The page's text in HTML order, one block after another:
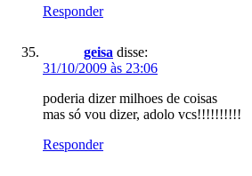
Responder
geisa disse:
31/10/2009 às 23:06
poderia dizer milhoes de coisas
mas só vou dizer, adolo vcs!!!!!!!!!!
Responder